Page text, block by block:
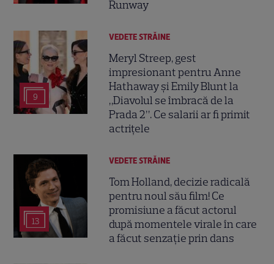
Runway
9
VEDETE STRĂINE
Meryl Streep, gest
impresionant pentru Anne
Hathaway și Emily Blunt la
„Diavolul se îmbracă de la
Prada 2”. Ce salarii ar fi primit
actrițele
13
VEDETE STRĂINE
Tom Holland, decizie radicală
pentru noul său film! Ce
promisiune a făcut actorul
după momentele virale în care
a făcut senzație prin dans